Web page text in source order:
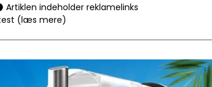
Artiklen indeholder reklamelinks
(læs mere)